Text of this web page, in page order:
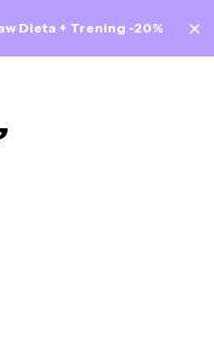
Dieta + Trening -20% ×
szczegóły